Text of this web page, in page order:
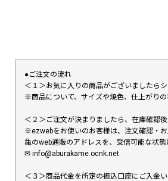
●ご注文の流れ
＜１＞お気に入りの商品がございましたら
※商品について、サイズや焼色、仕上がり
＜２＞ご注文が決まりましたら、在庫確認
※ezwebをお使いのお客様は、注文確認・
亀のweb通販のアドレスを、受信可能な状態
✉︎ info@aburakame.ocnk.net
＜３＞商品代金を所定の振込口座にご入金